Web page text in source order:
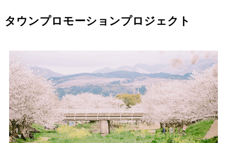
タウンプロモーションプロジェクト